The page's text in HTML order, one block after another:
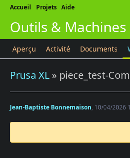
Accueil Projets Aide
Outils & Machines
Aperçu Activité Documents
Prusa XL » piece_test-
Jean-Baptiste Bonnemaison, 10/04/2026